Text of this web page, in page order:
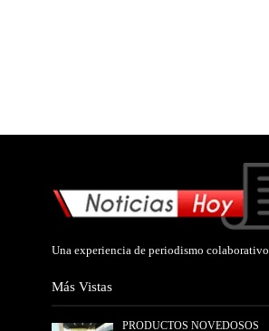
Una experiencia de periodismo colaborativo
Más Vistas
PRODUCTOS NOVEDOSOS